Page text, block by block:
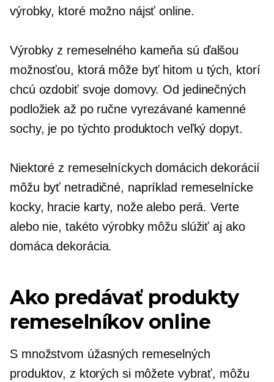
výrobky, ktoré možno nájsť online.
Výrobky z remeselného kameňa sú ďalšou
možnosťou, ktorá môže byť hitom u tých, ktorí
chcú ozdobiť svoje domovy. Od jedinečných
podložiek až po ručne vyrezávanékamenné
sochy, je po týchto produktoch veľký dopyt.
Niektoré z remeselníckych domácich dekorácií
môžu byť netradičné, napríklad remeselnícke
kocky, hracie karty, nože alebo perá. Verte
alebo nie, takéto výrobky môžu slúžiť aj ako
domáca dekorácia.
Ako predávať produkty
remeselníkov online
S množstvom úžasných remeselných
produktov, z ktorých si môžete vybrať, môžu